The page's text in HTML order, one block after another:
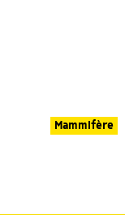
Mammifère